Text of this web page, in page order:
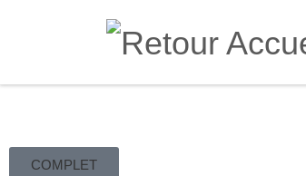
Passer au contenu
COMPLET